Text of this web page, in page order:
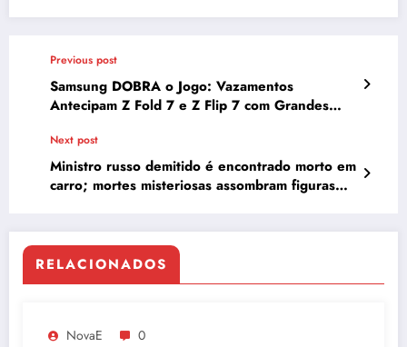
Previous post
Samsung DOBRA o Jogo: Vazamentos
Antecipam Z Fold 7 e Z Flip 7 com Grandes
Next post
Ministro russo demitido é encontrado morto em
carro; mortes misteriosas assombram figuras
RELACIONADOS
NovaE 0